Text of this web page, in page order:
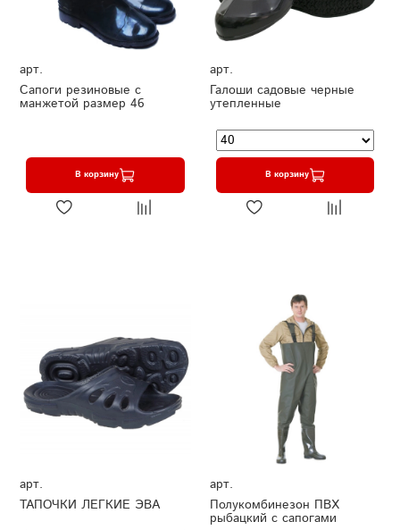
арт.
Сапоги резиновые с
манжетой размер 46
В корзину
арт.
Галоши садовые черные
утепленные
В корзину
арт.
ТАПОЧКИ ЛЕГКИЕ ЭВА
арт.
Полукомбинезон ПВХ
рыбацкий с сапогами